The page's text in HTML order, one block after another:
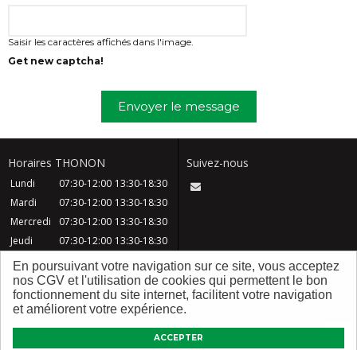
ACCEPTER
En poursuivant votre navigation sur ce site, vous acceptez
nos CGV et l'utilisation de cookies qui permettent le bon
fonctionnement du site internet, facilitent votre navigation
et améliorent votre expérience.
Saisir les caractères affichés dans l'image.
Get new captcha!
Envoyer le message
Horaires THONON
Lundi 07:30-12:00 13:30-18:30
Mardi
07:30-12:00 13:30-18:30
Mercredi
07:30-12:00 13:30-18:30
Jeudi
07:30-12:00 13:30-18:30
Vendredi
07:30-12:00
13:30-18:30
Samedi
08:30-12:30
Dimanche Fermé
Suivez-nous
CGV Contact FAQ
Mentions légales
Qui sommes nous ?